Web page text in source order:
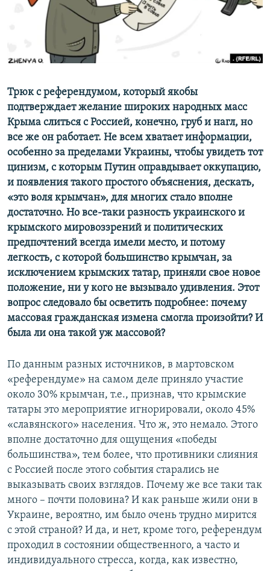
ПОБЕДИТЕЛЕЙ НЕ СУДЯТ?
КРЫМ.НЕПОКОРЕННЫЙ
ПРИСОЕДИНЯЙТЕСЬ!
Все сайты RFE/RL
Трюк с референдумом, который якобы
подтверждает желание широких народных масс
Крыма слиться с Россией, конечно, груб и нагл, но
все же он работает. Не всем хватает информации,
особенно за пределами Украины, чтобы увидеть тот
цинизм, с которым Путин оправдывает оккупацию,
и появления такого простого объяснения, дескать,
«это воля крымчан», для многих стало вполне
достаточно. Но все-таки разность украинского и
крымского мировоззрений и политических
предпочтений всегда имели место, и потому
легкость, с которой большинство крымчан, за
исключением крымских татар, приняли свое новое
положение, ни у кого не вызывало удивления. Этот
вопрос следовало бы осветить подробнее: почему
массовая гражданская измена смогла произойти? И
была ли она такой уж массовой?
По данным разных источников, в мартовском
«референдуме» на самом деле приняло участие
около 30% крымчан, т.е., признав, что крымские
татары это мероприятие игнорировали, около 45%
«славянского» населения. Что ж, это немало. Этого
вполне достаточно для ощущения «победы
большинства», тем более, что противники слияния
с Россией после этого события старались не
выказывать своих взглядов. Почему же все таки так
много – почти половина? И как раньше жили они в
Украине, вероятно, им было очень трудно мирится
с этой страной? И да, и нет, кроме того, референдум
проходил в состоянии общественного, а часто и
индивидуального стресса, когда, как известно,